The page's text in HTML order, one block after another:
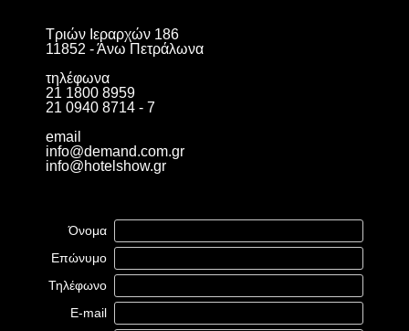
Τριών Ιεραρχών 186
11852 - Άνω Πετράλωνα
τηλέφωνα
21 1800 8959
21 0940 8714 - 7
email
info@demand.com.gr
info@hotelshow.gr
Όνομα
Επώνυμο
Τηλέφωνο
E-mail